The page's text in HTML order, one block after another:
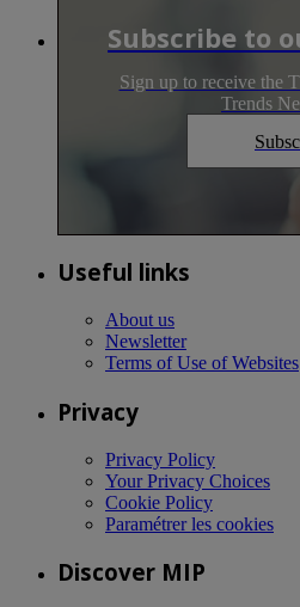
Subscribe to
Sign up to receive the
Trends
Useful links
About us
Newsletter
Terms of Use of Websites
Privacy
Privacy Policy
Your Privacy Choices
Cookie Policy
Paramétrer les cookies
Discover MIP